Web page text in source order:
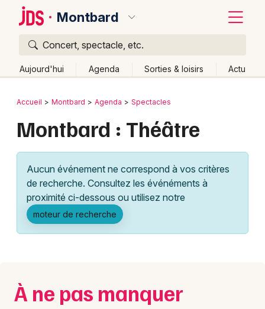
Montbard
Concert, spectacle, etc.
Aujourd'hui Agenda Sorties & loisirs Actu
Publier un événement
Grands événements
Activité & Expérience
Manifestations
Spectacles
Bordeaux
Lille
Lyon
Marseille
Nantes
Retour
Accueil Montbard Agenda Spectacles
Montbard : Théâtre
Aucun événement ne correspond à vos critères
de recherche. Consultez les événéments à
proximité ci-dessous ou utilisez notre
moteur de recherche
À ne pas manquer
Quoi ?
Où ?
Partout
Près de moi Changer de lieu
Quand ?
Ce week-end